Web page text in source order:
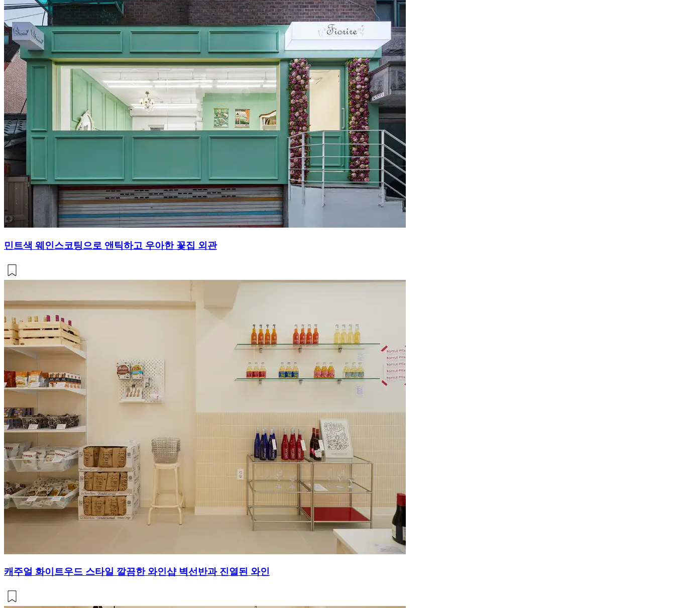
민트색 웨인스코팅으로 앤틱하고 우아한 꽃집 외관
캐주얼 화이트우드 스타일 깔끔한 와인샵 벽선반과 진열된 와인